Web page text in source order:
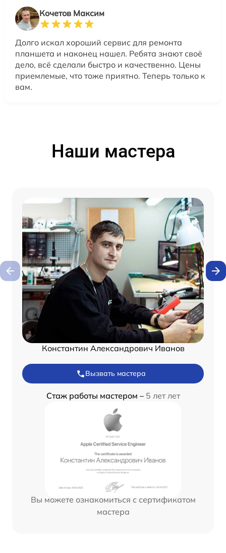
Кочетов Максим
Долго искал хороший сервис для ремонта
планшета и наконец нашел. Ребята знают своё
дело, всё сделали быстро и качественно. Цены
приемлемые, что тоже приятно. Теперь только к
вам.
Наши мастера
Константин Александрович Иванов
Вызвать мастера
Стаж работы мастером – 5 лет лет
Вы можете ознакомиться с сертификатом
мастера